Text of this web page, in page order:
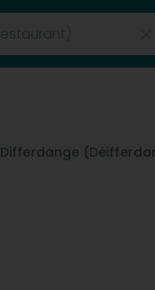
Differdange